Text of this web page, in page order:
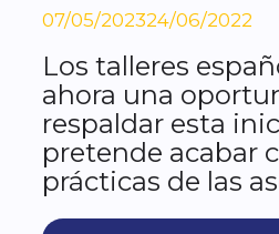
07/05/202324/06/2022
Los talleres
ahora una
respaldar esta
pretende acabar
prácticas de las